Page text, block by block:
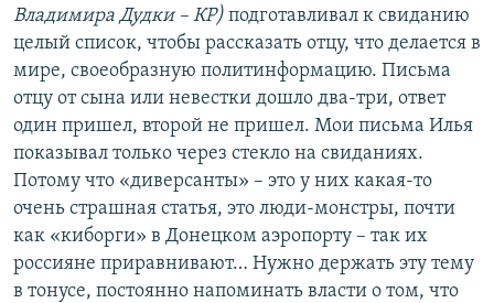
Владимира Дудки – КР) подготавливал к свиданию
целый список, чтобы рассказать отцу, что делается в
мире, своеобразную политинформацию. Письма
отцу от сына или невестки дошло два-три, ответ
один пришел, второй не пришел. Мои письма Илья
показывал только через стекло на свиданиях.
Потому что «диверсанты» – это у них какая-то
очень страшная статья, это люди-монстры, почти
как «киборги» в Донецком аэропорту – так их
россияне приравнивают… Нужно держать эту тему
в тонусе, постоянно напоминать власти о том, что